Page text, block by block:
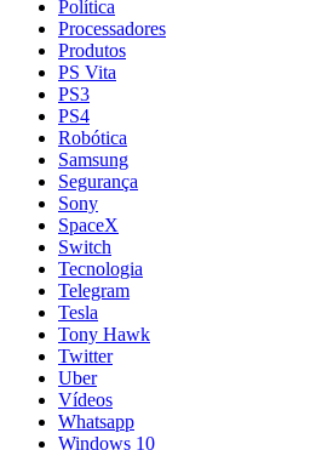
Política
Processadores
Produtos
PS Vita
PS3
PS4
Robótica
Samsung
Segurança
Sony
SpaceX
Switch
Tecnologia
Telegram
Tesla
Tony Hawk
Twitter
Uber
Vídeos
Whatsapp
Windows 10